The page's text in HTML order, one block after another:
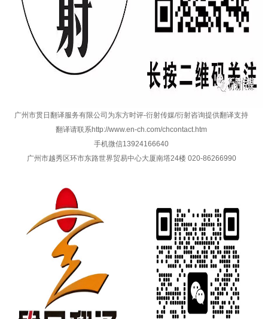
广州市贯日翻译服务有限公司为东方时评-衍射传媒/衍射咨询提供翻译支持
翻译请联系http://www.en-ch.com/chcontact.htm
手机微信13924166640
广州市越秀区环市东路世界贸易中心大厦南塔24楼 020-86266990